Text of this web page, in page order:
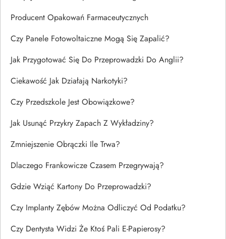
Producent Opakowań Farmaceutycznych
Czy Panele Fotowoltaiczne Mogą Się Zapalić?
Jak Przygotować Się Do Przeprowadzki Do Anglii?
Ciekawość Jak Działają Narkotyki?
Czy Przedszkole Jest Obowiązkowe?
Jak Usunąć Przykry Zapach Z Wykładziny?
Zmniejszenie Obrączki Ile Trwa?
Dlaczego Frankowicze Czasem Przegrywają?
Gdzie Wziąć Kartony Do Przeprowadzki?
Czy Implanty Zębów Można Odliczyć Od Podatku?
Czy Dentysta Widzi Że Ktoś Pali E-Papierosy?